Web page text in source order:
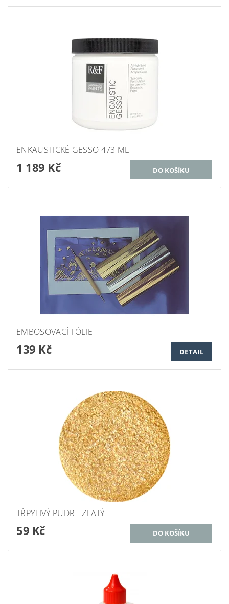
ENKAUSTICKÉ GESSO 473 ML
1 189 Kč
EMBOSOVACÍ FÓLIE
139 Kč DETAIL
TŘPYTIVÝ PUDR - ZLATÝ
59 Kč